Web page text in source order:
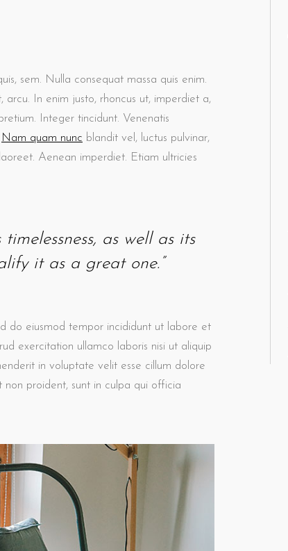
sem. Nulla consequat massa quis enim.
In enim justo, rhoncus ut, imperdiet a,
Integer tincidunt. Venenatis
Nam quam nunc blandit vel, luctus pulvinar,
Aenean imperdiet. Etiam ultricies
as well as its
it as a great one.”
do eiusmod tempor incididunt ut labore et
exercitation ullamco laboris nisi ut aliquip
in voluptate velit esse cillum dolore
proident, sunt in culpa qui officia